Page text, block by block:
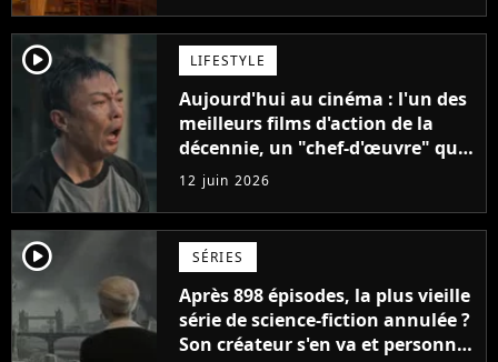
player2 LIFESTYLE
Aujourd'hui au cinéma : l'un des
meilleurs films d'action de la
décennie, un "chef-d'œuvre" qui
rappelle les meilleurs films d'arts
martiaux
12 juin 2026
player2 SÉRIES
Après 898 épisodes, la plus vieille
série de science-fiction annulée ?
Son créateur s'en va et personne